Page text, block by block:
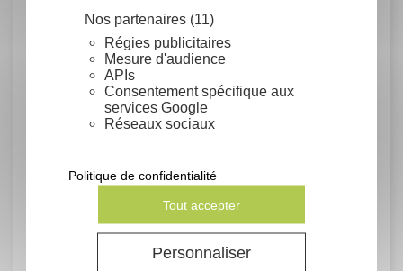
Nos partenaires (11)
Régies publicitaires
Mesure d'audience
APIs
Consentement spécifique aux
services Google
Réseaux sociaux
Tout accepter
Personnaliser
Politique de confidentialité
humide.
Rusticité
Très rustique, jusqu'à -15°C et plus
Fruits comestibles
Médicinale